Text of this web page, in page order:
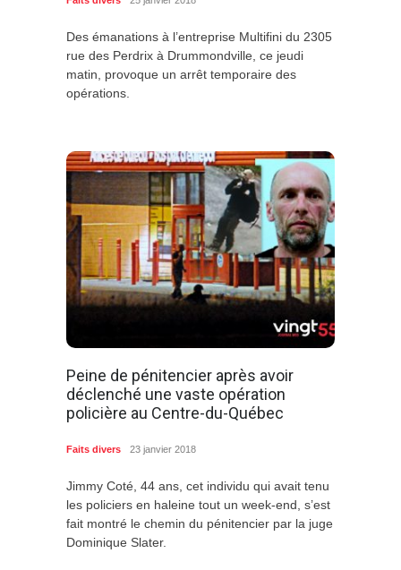
Des émanations à l’entreprise Multifini du 2305
rue des Perdrix à Drummondville, ce jeudi
matin, provoque un arrêt temporaire des
opérations.
Peine de pénitencier après avoir
déclenché une vaste opération
policière au Centre-du-Québec
Faits divers 23 janvier 2018
Jimmy Coté, 44 ans, cet individu qui avait tenu
les policiers en haleine tout un week-end, s’est
fait montré le chemin du pénitencier par la juge
Dominique Slater.